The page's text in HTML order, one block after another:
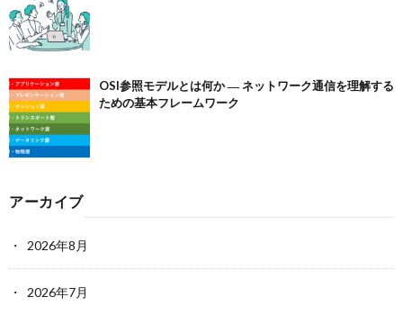
OSI参照モデルとは何か ― ネットワーク通信を理解する
ための基本フレームワーク
アーカイブ
2026年8月
2026年7月